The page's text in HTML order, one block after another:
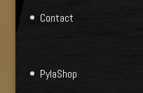
Contact
PylaShop